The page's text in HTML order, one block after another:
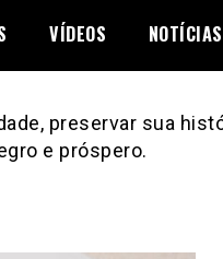
VÍDEOS NOTÍCIAS
preservar sua
e próspero.